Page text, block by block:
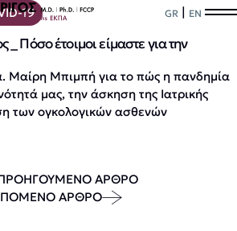
GR | EN
19
_ Πόσο έτοιμοι είμαστε για την
Μαίρη Μπιμπή για το πώς η πανδημία
μας, την άσκηση της Ιατρικής
των ογκολογικών ασθενών
ΑΡΘΡΟ
ΑΡΘΡΟ